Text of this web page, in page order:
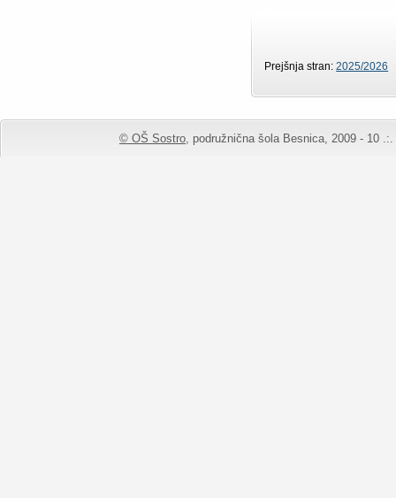
Prejšnja stran:2025/2026
© OŠ Sostro, podružnična šola Besnica, 2009 - 10